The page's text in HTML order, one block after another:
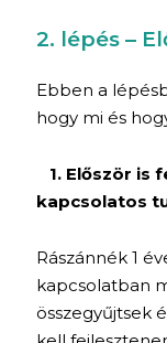
2. lépés –
Ebben a
hogy mi és
1. Először is
kapcsolatos
Rászánnék 1
kapcsolatban
összegyűjtsek